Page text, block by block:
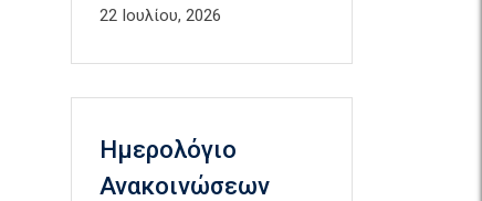
22 Ιουλίου, 2026
Ημερολόγιο
Ανακοινώσεων